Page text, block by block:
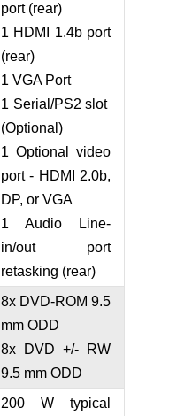
port (rear)
1 HDMI 1.4b port
(rear)
1 VGA Port
1 Serial/PS2 slot
(Optional)
1 Optional video
port - HDMI 2.0b,
DP, or VGA
1 Audio Line-
in/out port
retasking (rear)
8x DVD-ROM 9.5
mm ODD
8x DVD +/- RW
9.5 mm ODD
200 W typical